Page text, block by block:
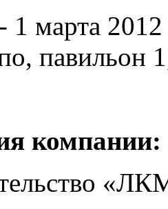
1 марта
павильон
компании: